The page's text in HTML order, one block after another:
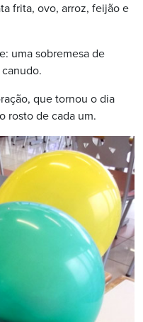
frita, ovo, arroz, feijão e
uma sobremesa de
que tornou o dia
rosto de cada um.